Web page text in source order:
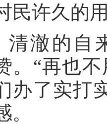
民许久的
清澈的自
。“再也
办了实打
。